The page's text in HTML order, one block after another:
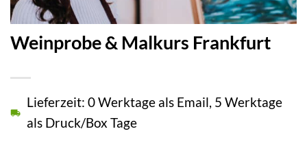
Weinprobe & Malkurs Frankfurt
Lieferzeit: 0 Werktage als Email, 5 Werktage
als Druck/Box Tage